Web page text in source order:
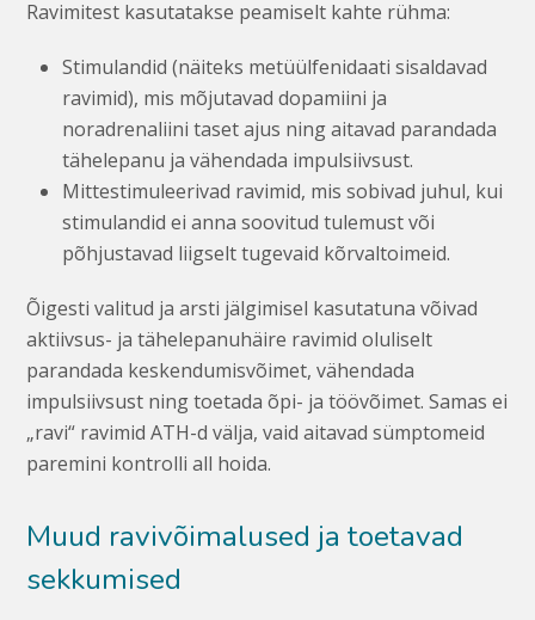
Ravimitest kasutatakse peamiselt kahte rühma:
Stimulandid (näiteks metüülfenidaati sisaldavad
ravimid), mis mõjutavad dopamiini ja
noradrenaliini taset ajus ning aitavad parandada
tähelepanu ja vähendada impulsiivsust.
Mittestimuleerivad ravimid, mis sobivad juhul, kui
stimulandid ei anna soovitud tulemust või
põhjustavad liigselt tugevaid kõrvaltoimeid.
Õigesti valitud ja arsti jälgimisel kasutatuna võivad
aktiivsus- ja tähelepanuhäire ravimid oluliselt
parandada keskendumisvõimet, vähendada
impulsiivsust ning toetada õpi- ja töövõimet. Samas ei
„ravi“ ravimid ATH-d välja, vaid aitavad sümptomeid
paremini kontrolli all hoida.
Muud ravivõimalused ja toetavad
sekkumised